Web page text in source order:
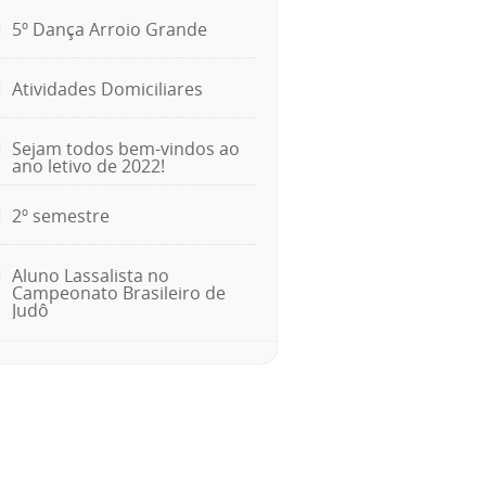
5º Dança Arroio Grande
Atividades Domiciliares
Sejam todos bem-vindos ao
ano letivo de 2022!
2º semestre
Aluno Lassalista no
Campeonato Brasileiro de
Judô